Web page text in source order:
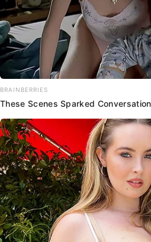
BRAINBERRIES
These Scenes Sparked